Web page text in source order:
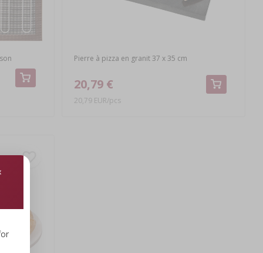
Pierre à pizza en granit 37 x 35 cm
20,79 €
20,79 EUR/pcs